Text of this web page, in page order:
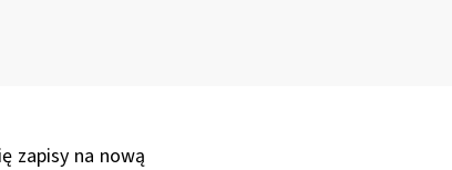
zapisy na nową